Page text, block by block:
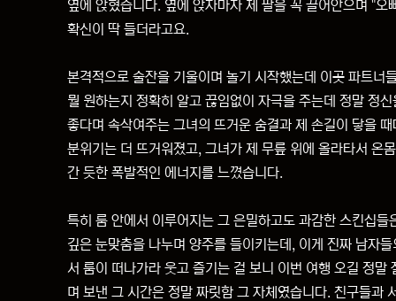
옆에 앉혔습니다. 옆에 앉자마자 제 팔을 꼭 끌어안으며 "
확신이 딱 들더라고요.
본격적으로 술잔을 기울이며 놀기 시작했는데 이곳 파트너
뭘 원하는지 정확히 알고 끊임없이 자극을 주는데 정말 정
좋다며 속삭여주는 그녀의 뜨거운 숨결과 제 손길이 닿을
분위기는 더 뜨거워졌고, 그녀가 제 무릎 위에 올라타서
간 듯한 폭발적인 에너지를 느꼈습니다.
특히 룸 안에서 이루어지는 그 은밀하고도 과감한 스킨십
깊은 눈맞춤을 나누며 양주를 들이키는데, 이게 진짜 남자
서 룸이 떠나가라 웃고 즐기는 걸 보니 이번 여행 오길 정
며 보낸 그 시간은 정말 짜릿함 그 자체였습니다. 친구들과